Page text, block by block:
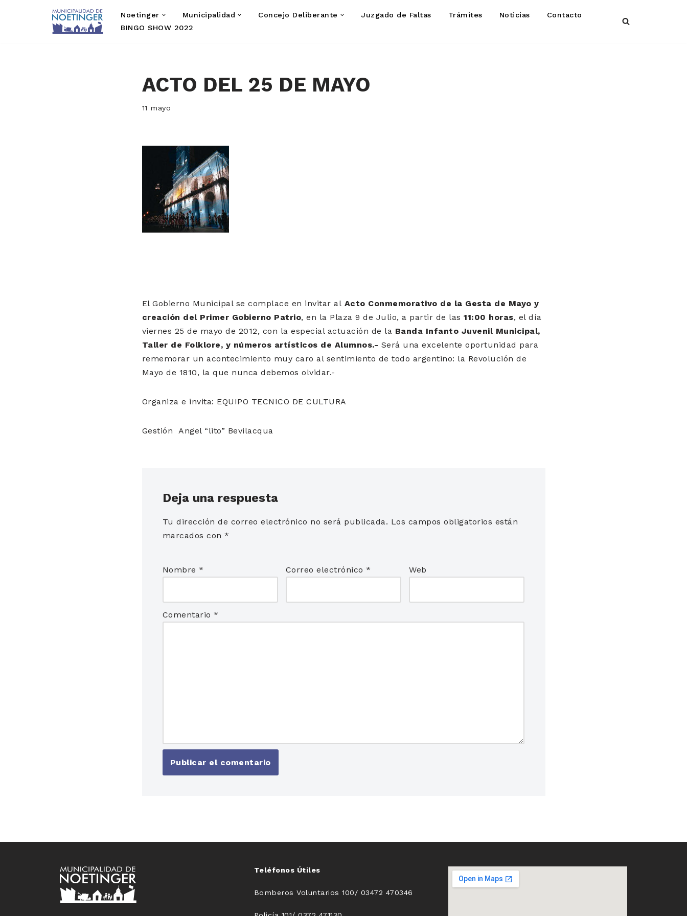
Noetinger Municipalidad Concejo Deliberante Juzgado de Faltas Trámites Noticias
Contacto
BINGO SHOW 2022
ACTO DEL 25 DE MAYO
11 mayo
El Gobierno Municipal se complace en invitar al Acto Conmemorativo de la Gesta de Mayo y
creación del Primer Gobierno Patrio, en la Plaza 9 de Julio, a partir de las 11:00 horas, el día
viernes 25 de mayo de 2012, con la especial actuación de la Banda Infanto Juvenil Municipal,
Taller de Folklore, y números artísticos de Alumnos.- Será una excelente oportunidad para
rememorar un acontecimiento muy caro al sentimiento de todo argentino: la Revolución de
Mayo de 1810, la que nunca debemos olvidar.-
Organiza e invita: EQUIPO TECNICO DE CULTURA
Gestión Angel “lito” Bevilacqua
Deja una respuesta
Tu dirección de correo electrónico no será publicada. Los campos obligatorios están
marcados con *
Nombre * Correo electrónico* Web
Comentario *
Teléfonos Útiles
Bomberos Voluntarios 100/ 03472 470346